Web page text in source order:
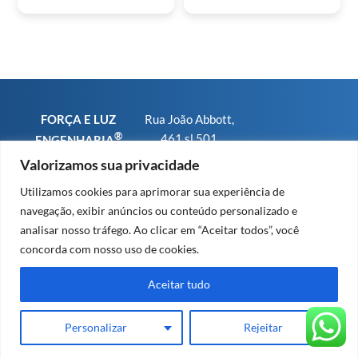
Valorizamos sua privacidade
Utilizamos cookies para aprimorar sua experiência de
navegação, exibir anúncios ou conteúdo personalizado e
analisar nosso tráfego. Ao clicar em “Aceitar todos”, você
concorda com nosso uso de cookies.
Personalizar Rejeitar
Aceitar tudo
FORÇA E LUZ
ENGENHARIA®
25
CREA-RS sob n°
91.569
CREA-SC sob n°
Rua João Abbott,
461 sl 501
Bairro Petrópolis
Porto Alegre RS
Fone/WhatsApp:
+55 (51) 9 8479
2379